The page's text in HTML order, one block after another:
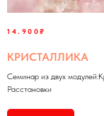
14.900₽
КРИСТАЛЛИКА
Семинар из двух
Расстановки